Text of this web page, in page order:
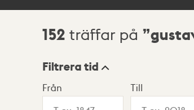
Sökresultat
152 träffar på
Visningsläge
Filtrera tid
Från Till